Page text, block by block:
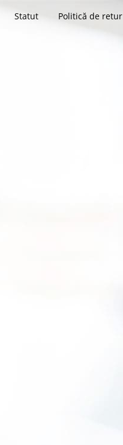
Statut Politică de retur